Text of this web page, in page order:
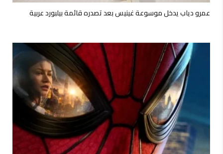
عمرو دياب يدخل موسوعة غينيس بعد تصدره قائمة بيلبورد عربية